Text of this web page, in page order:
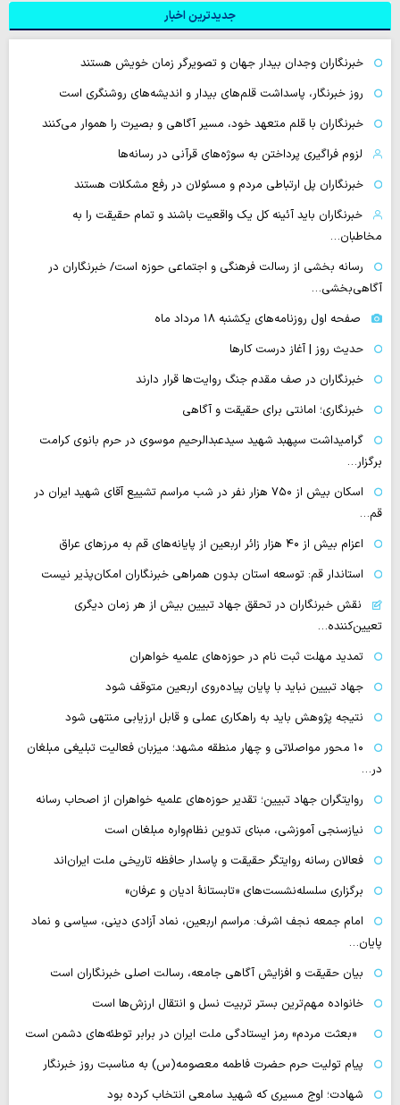
جدیدترین اخبار
خبرنگاران وجدان بیدار جهان و تصویرگر زمان خویش هستند
روز خبرنگار، پاسداشت قلم‌های بیدار و اندیشه‌های روشنگری است
خبرنگاران با قلم متعهد خود، مسیر آگاهی و بصیرت را هموار می‌کنند
لزوم فراگیری پرداختن به سوژه‌های قرآنی در رسانه‌ها
خبرنگاران پل ارتباطی مردم و مسئولان در رفع مشکلات هستند
خبرنگاران باید آئینه کل یک واقعیت باشند و تمام حقیقت را به
مخاطبان…
رسانه بخشی از رسالت فرهنگی و اجتماعی حوزه است/ خبرنگاران در
آگاهی‌بخشی…
صفحه اول روزنامه‌های یکشنبه ۱۸ مرداد ماه
حدیث روز | آغاز درست کارها
خبرنگاران در صف مقدم جنگ روایت‌ها قرار دارند
خبرنگاری؛ امانتی برای حقیقت و آگاهی
گرامیداشت سپهبد شهید سیدعبدالرحیم موسوی در حرم بانوی کرامت
برگزار…
اسکان بیش از ۷۵۰ هزار نفر در شب مراسم تشییع آقای شهید ایران در
قم…
اعزام بیش از ۴۰ هزار زائر اربعین از پایانه‌های قم به مرزهای عراق
استاندار قم: توسعه استان بدون همراهی خبرنگاران امکان‌پذیر نیست
نقش خبرنگاران در تحقق جهاد تبیین بیش از هر زمان دیگری
تعیین‌کننده…
تمدید مهلت ثبت نام در حوزه‌های علمیه خواهران
جهاد تبیین نباید با پایان پیاده‌روی اربعین متوقف شود
نتیجه پژوهش باید به راهکاری عملی و قابل ارزیابی منتهی شود
۱۰ محور مواصلاتی و چهار منطقه مشهد؛ میزبان فعالیت تبلیغی مبلغان
در…
روایتگران جهاد تبیین؛ تقدیر حوزه‌های علمیه خواهران از اصحاب رسانه
نیازسنجی آموزشی، مبنای تدوین نظام‌واره مبلغان است
فعالان رسانه‌ روایتگر حقیقت و پاسدار حافظه تاریخی ملت ایران‌اند
برگزاری سلسله‌نشست‌های «تابستانهٔ ادیان و عرفان»
امام جمعه نجف اشرف: مراسم اربعین، نماد آزادی دینی، سیاسی و نماد
پایان…
بیان حقیقت و افزایش آگاهی جامعه، رسالت اصلی خبرنگاران است
خانواده مهم‌ترین بستر تربیت نسل و انتقال ارزش‌ها است
«بعثت مردم» رمز ایستادگی ملت ایران در برابر توطئه‌های دشمن است
پیام تولیت حرم حضرت فاطمه معصومه(س) به مناسبت روز خبرنگار
شهادت؛ اوج مسیری که شهید سامعی انتخاب کرده بود